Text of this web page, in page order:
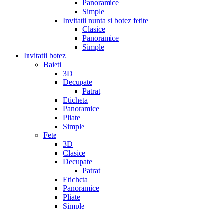
Panoramice
Simple
Invitatii nunta si botez fetite
Clasice
Panoramice
Simple
Invitatii botez
Baieti
3D
Decupate
Patrat
Eticheta
Panoramice
Pliate
Simple
Fete
3D
Clasice
Decupate
Patrat
Eticheta
Panoramice
Pliate
Simple